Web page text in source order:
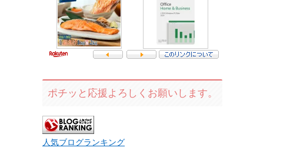
ポチッと応援よろしくお願いします。
人気ブログランキング